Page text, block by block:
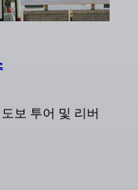
보 투어 및 리버